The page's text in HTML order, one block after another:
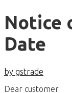
Notice
Date
by gstrade
Dear customer